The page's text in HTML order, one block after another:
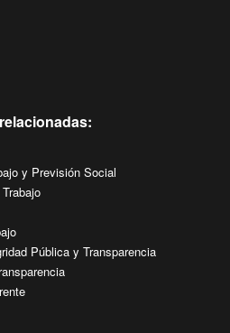
y Previsión Social
Pública y Transparencia